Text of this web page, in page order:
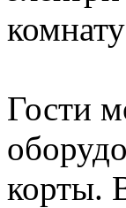
Гости
корты.